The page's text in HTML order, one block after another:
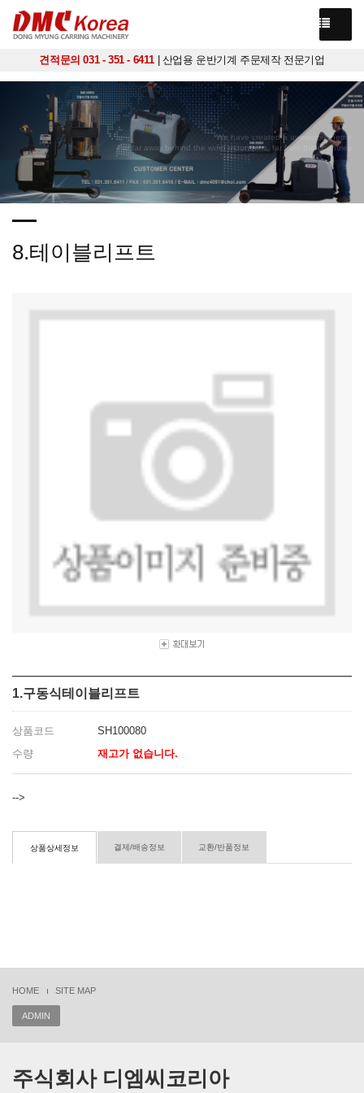
견적문의 031 - 351 - 6411 | 산업용 운반기계 주문제작 전문기업
We have created a awesome theme
Far far away,behind the word mountains, far from the countries
8.테이블리프트
1.구동식테이블리프트
상품코드
SH100080
수량
재고가 없습니다.
-->
상품상세정보 결제/배송정보 교환/반품정보
HOME SITE MAP
ADMIN
주식회사 디엠씨코리아